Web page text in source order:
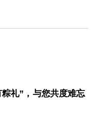
礼”，与您共度难忘